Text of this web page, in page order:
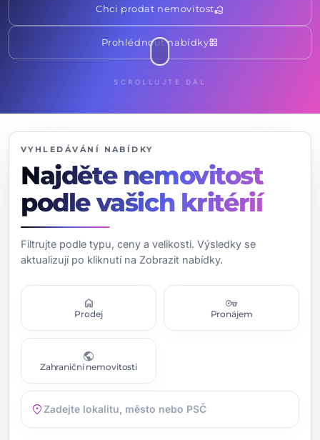
Chci prodat nemovitostreal_estate_agent
Prohlédnout nabídkygrid_view
SCROLLUJTE DÁL
VYHLEDÁVÁNÍ NABÍDKY
Najděte nemovitost
podle vašich kritérií
Filtrujte podle typu, ceny a velikosti. Výsledky se
aktualizují po kliknutí na Zobrazit nabídky.
home
Prodej
vpn_key
Pronájem
public
Zahraniční nemovitosti
location_on